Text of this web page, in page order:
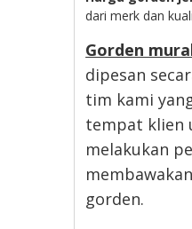
dari merk dan
Gorden
dipesan
tim kami
tempat klien
melakukan
gorden.